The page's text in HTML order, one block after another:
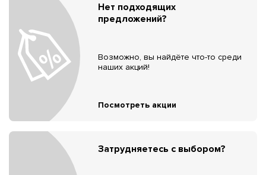
Нет подходящих
предложений?
Возможно, вы найдёте что-то среди
наших акций!
Посмотреть акции
Затрудняетесь с выбором?